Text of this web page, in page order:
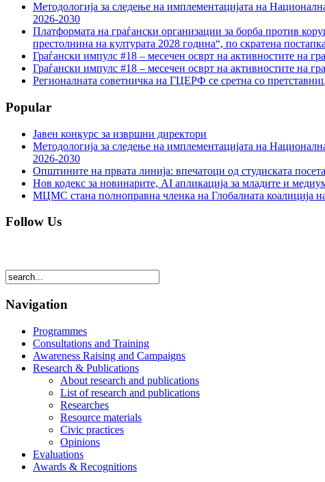
Методологија за следење на имплементацијата на
2026-2030
Платформата на граѓански организации за борба против
престолнина на културата 2028 година“, по скратена постапка
Граѓански импулс #18 – месечен осврт на активностите на
Граѓански импулс #18 – месечен осврт на активностите на
Регионалната советничка на ГЦЕРФ се сретна со
Popular
Јавен конкурс за извршни директори
Методологија за следење на имплементацијата на
2026-2030
Општините на првата линија: впечатоци од студиската
Нов кодекс за новинарите, AI апликација за младите и
МЦМС стана полноправна членка на Глобалната коалиција
Follow Us
Navigation
Programmes
Consultations and Training
Awareness Raising and Campaigns
Research & Publications
About research and publications
List of research and publications
Researches
Resource materials
Civic practices
Opinions
Evaluations
Awards & Recognitions